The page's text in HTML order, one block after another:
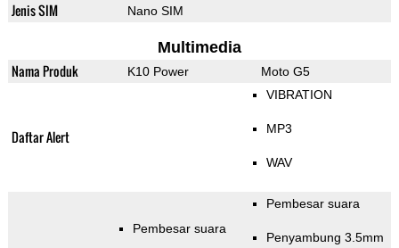
Jenis SIM Nano SIM
Multimedia
Nama Produk K10 Power Moto G5
Daftar Alert
VIBRATION
MP3
WAV
Pembesar suara
Pembesar suara
Penyambung 3.5mm